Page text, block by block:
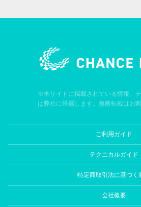
※本サイトに掲載されている情報、
は弊社に帰属します。無断転載はお
ご利用ガイド
テクニカルガイド
特定商取引法に基づく
会社概要